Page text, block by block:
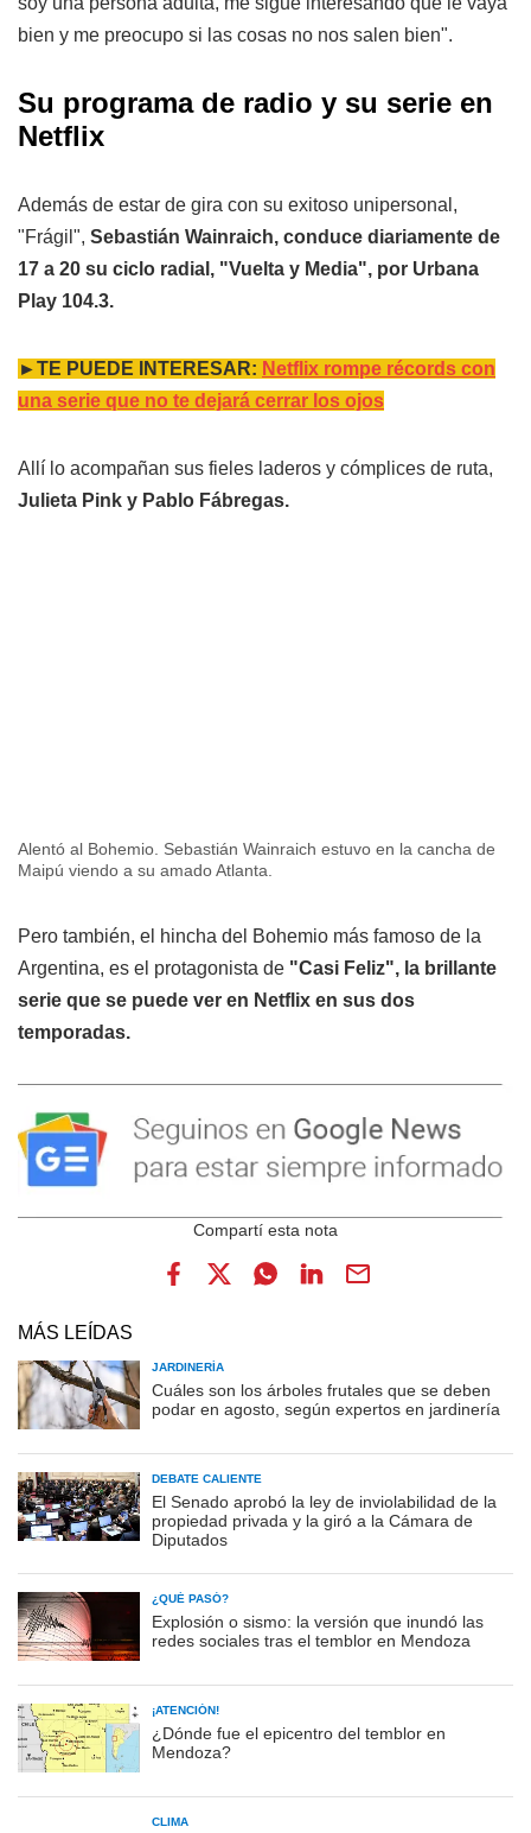
bien y me preocupo si las cosas no nos salen bien".
Su programa de radio y su serie en
Netflix
Además de estar de gira con su exitoso unipersonal,
"Frágil", Sebastián Wainraich, conduce diariamente de
17 a 20 su ciclo radial, "Vuelta y Media", por Urbana
Play 104.3.
►TE PUEDE INTERESAR: Netflix rompe récords con
una serie que no te dejará cerrar los ojos
Allí lo acompañan sus fieles laderos y cómplices de ruta,
Julieta Pink y Pablo Fábregas.
Alentó al Bohemio. Sebastián Wainraich estuvo en la cancha de
Maipú viendo a su amado Atlanta.
Pero también, el hincha del Bohemio más famoso de la
Argentina, es el protagonista de "Casi Feliz", la brillante
serie que se puede ver en Netflix en sus dos
temporadas.
MÁS LEÍDAS
JARDINERÍA
Cuáles son los árboles frutales que se deben
podar en agosto, según expertos en jardinería
DEBATE CALIENTE
El Senado aprobó la ley de inviolabilidad de la
propiedad privada y la giró a la Cámara de
Diputados
¿QUÉ PASÓ?
Explosión o sismo: la versión que inundó las
redes sociales tras el temblor en Mendoza
¡ATENCIÓN!
¿Dónde fue el epicentro del temblor en
Mendoza?
CLIMA